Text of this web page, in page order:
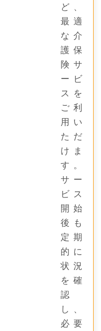
ど、
最適
な介
護保
険サ
ービ
スを
ご利
用い
ただ
けま
す。
サー
ビス
開始
後も
定期
的に
状況
を確
認
し、
必要